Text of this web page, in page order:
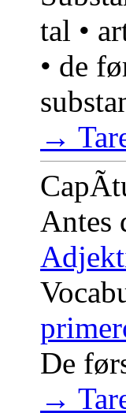
tal •
• de
→
Antes
De
→